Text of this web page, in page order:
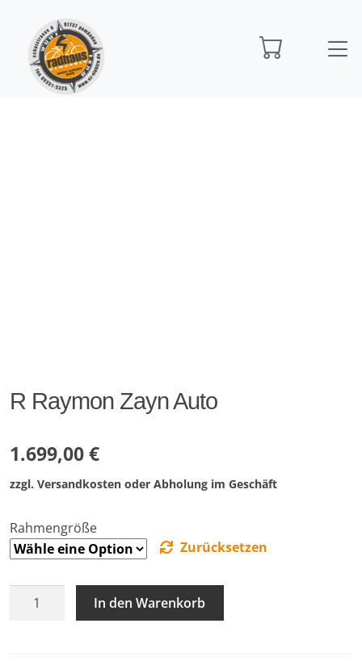
Startseite
Zayn Auto
R Raymon Zayn Auto
1.699,00€
zzgl. Versandkosten oder Abholung im Geschäft
Rahmengröße
Zurücksetzen
Raymon
In den Warenkorb